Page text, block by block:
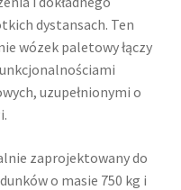
dystansach. Ten
wózek paletowy łączy
uzupełnionymi o
zaprojektowany do
o masie 750 kg i